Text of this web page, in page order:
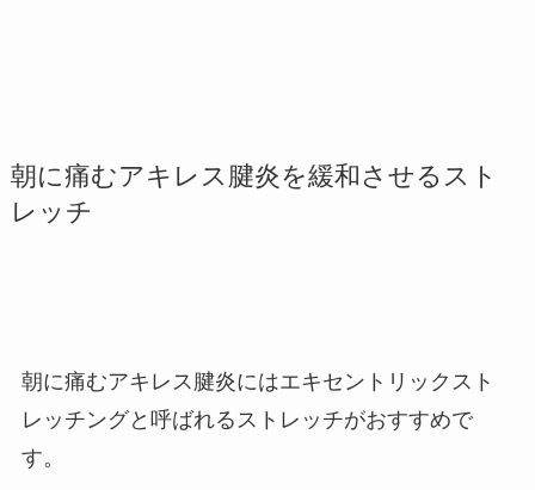
朝に痛むアキレス腱炎を緩和させるスト
レッチ
朝に痛むアキレス腱炎にはエキセントリックスト
レッチングと呼ばれるストレッチがおすすめで
す。